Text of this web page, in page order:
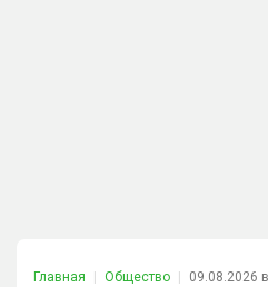
Главная Общество 09.08.2026